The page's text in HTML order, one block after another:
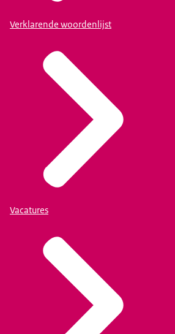
Verklarende woordenlijst
Vacatures